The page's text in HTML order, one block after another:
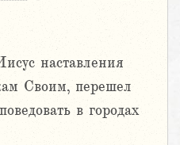
наставления
Своим, перешел
в городах